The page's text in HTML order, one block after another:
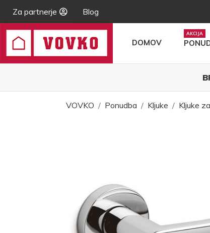
Za partnerje Blog
DOMOV
VOVKO Ponudba Kljuke Kljuke